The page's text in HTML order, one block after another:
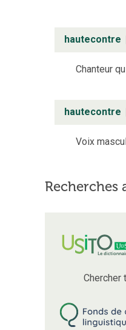
hautecontre
Chanteur
hautecontre
Voix
Recherches